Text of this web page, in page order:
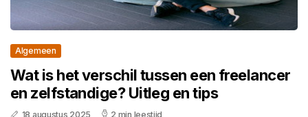
Algemeen
Wat is het verschil tussen een freelancer
en zelfstandige? Uitleg en tips
18 augustus 2025 2 min leestijd